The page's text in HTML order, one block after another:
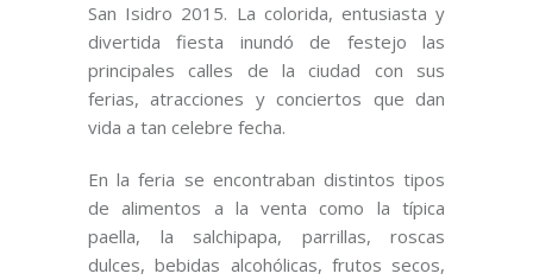
San Isidro 2015. La colorida, entusiasta y
divertida fiesta inundó de festejo las
principales calles de la ciudad con sus
ferias, atracciones y conciertos que dan
vida a tan celebre fecha.
En la feria se encontraban distintos tipos
de alimentos a la venta como la típica
paella, la salchipapa, parrillas, roscas
dulces, bebidas alcohólicas, frutos secos,